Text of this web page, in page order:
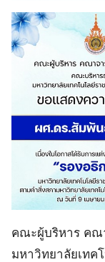
คณะผู้บริหาร คณ
มหาวิทยาลัยเทค